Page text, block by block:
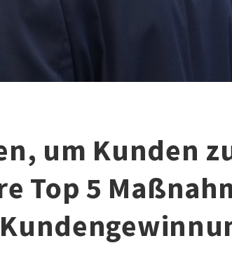
um Kunden
Top 5